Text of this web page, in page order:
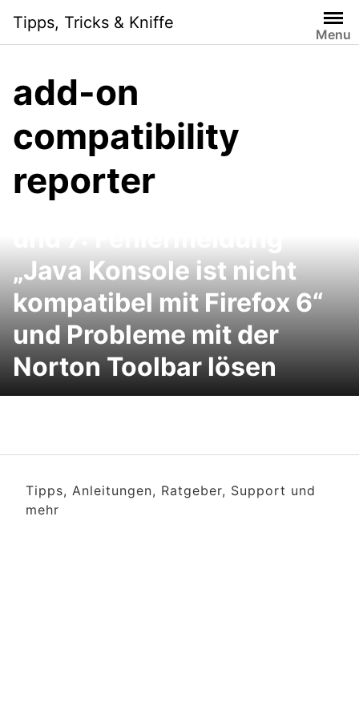
content
Tipps, Tricks & Kniffe
Menu
add-on
compatibility
reporter
Java Console Firefox 6
„Java Konsole ist nicht
kompatibel mit Firefox 6“
und Probleme mit der
Norton Toolbar lösen
Tipps, Anleitungen, Ratgeber, Support und
mehr